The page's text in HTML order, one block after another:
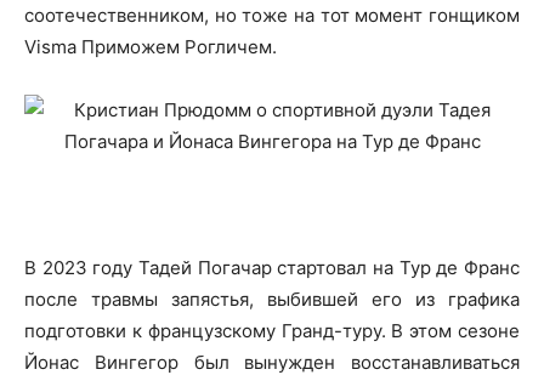
соотечественником, но тоже на тот момент гонщиком
Visma Приможем Рогличем.
В 2023 году Тадей Погачар стартовал на Тур де Франс
после травмы запястья, выбившей его из графика
подготовки к французскому Гранд-туру. В этом сезоне
Йонас Вингегор был вынужден восстанавливаться